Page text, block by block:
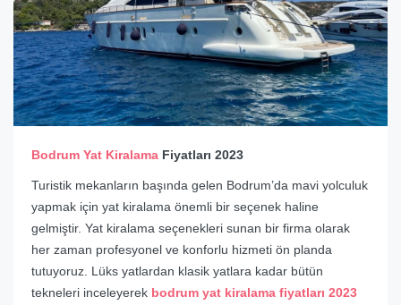
Bodrum Yat Kiralama Fiyatları 2023
Turistik mekanların başında gelen Bodrum’da mavi yolculuk
yapmak için yat kiralama önemli bir seçenek haline
gelmiştir. Yat kiralama seçenekleri sunan bir firma olarak
her zaman profesyonel ve konforlu hizmeti ön planda
tutuyoruz. Lüks yatlardan klasik yatlara kadar bütün
tekneleri inceleyerek bodrum yat kiralama fiyatları 2023